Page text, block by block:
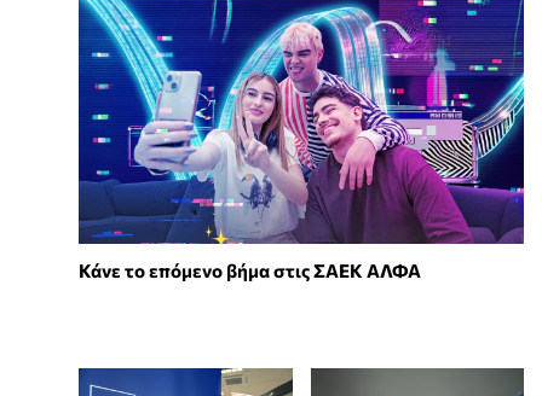
Κάνε το επόμενο βήμα στις ΣΑΕΚ ΑΛΦΑ